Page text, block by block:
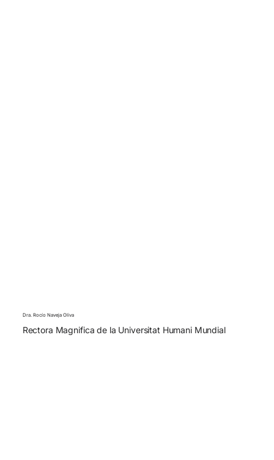
Dra. Rocío Naveja Oliva
Rectora Magnifica de la Universitat Humani Mundial